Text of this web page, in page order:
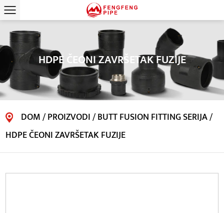
HDPE ČEONI ZAVRŠETAK FUZIJE
DOM/PROIZVODI/BUTT FUSION FITTING SERIJA/
HDPE ČEONI ZAVRŠETAK FUZIJE